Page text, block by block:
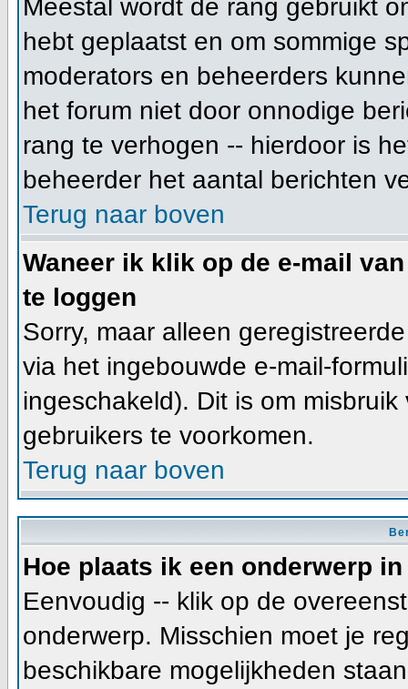
Meestal wordt de rang gebruikt
hebt geplaatst en om sommige
moderators en beheerders
het forum niet door onnodige
rang te verhogen -- hierdoor is
beheerder het aantal berichten
Terug naar boven
Waneer ik klik op de e-mail
te loggen
Sorry, maar alleen
via het ingebouwde e-mail-
ingeschakeld). Dit is om
gebruikers te voorkomen.
Terug naar boven
Hoe plaats ik een onderwerp
Eenvoudig -- klik op de
onderwerp. Misschien moet je
beschikbare mogelijkheden